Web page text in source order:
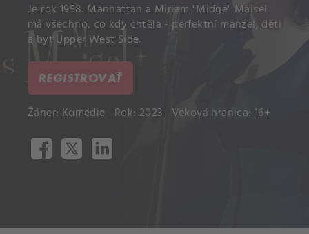
Je rok 1958. Manhattan a Miriam "Midge" Maisel
má všechno, co kdy chtěla - perfektní manžel, děti
a byt Upper West Side.
REGISTROVAŤ
Žáner: Komédie Rok: 2023 Veková hranica: 16+